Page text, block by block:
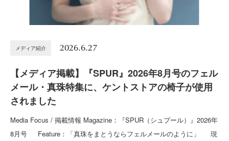
メディア紹介 2026.6.27
【メディア掲載】『SPUR』2026年8月号のフェル
メール・真珠特集に、ケントストアの椅子が使用
されました
Media Focus / 掲載情報 Magazine：『SPUR（シュプール）』2026年
8月号 Feature：「真珠をまとうならフェルメールのように」 現